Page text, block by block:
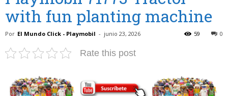
with fun planting machine
Por El Mundo Click - Playmobil - junio 23, 2026 0
59
Rate this post